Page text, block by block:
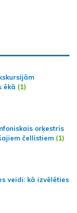
ēkā (1)
orķestris
čellistiem (1)
veidi: kā izvēlēties